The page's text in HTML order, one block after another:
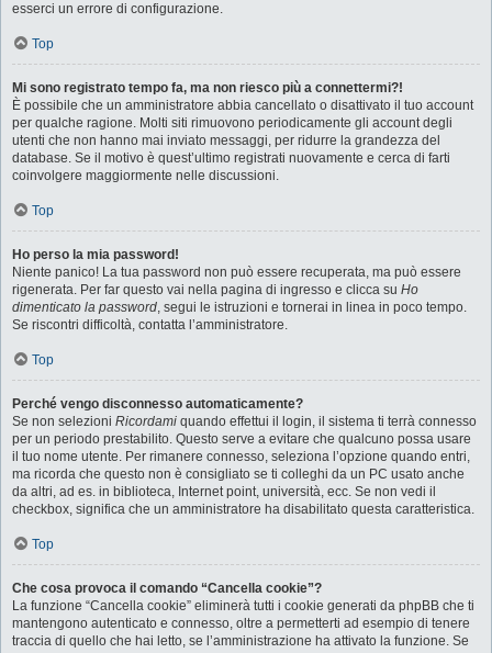
esserci un errore di configurazione.
Top
Mi sono registrato tempo fa, ma non riesco più a connettermi?!
È possibile che un amministratore abbia cancellato o disattivato il tuo account
per qualche ragione. Molti siti rimuovono periodicamente gli account degli
utenti che non hanno mai inviato messaggi, per ridurre la grandezza del
database. Se il motivo è quest’ultimo registrati nuovamente e cerca di farti
coinvolgere maggiormente nelle discussioni.
Top
Ho perso la mia password!
Niente panico! La tua password non può essere recuperata, ma può essere
rigenerata. Per far questo vai nella pagina di ingresso e clicca su Ho
dimenticato la password, segui le istruzioni e tornerai in linea in poco tempo.
Se riscontri difficoltà, contatta l’amministratore.
Top
Perché vengo disconnesso automaticamente?
Se non selezioni Ricordami quando effettui il login, il sistema ti terrà connesso
per un periodo prestabilito. Questo serve a evitare che qualcuno possa usare
il tuo nome utente. Per rimanere connesso, seleziona l’opzione quando entri,
ma ricorda che questo non è consigliato se ti colleghi da un PC usato anche
da altri, ad es. in biblioteca, Internet point, università, ecc. Se non vedi il
checkbox, significa che un amministratore ha disabilitato questa caratteristica.
Top
Che cosa provoca il comando “Cancella cookie”?
La funzione “Cancella cookie” eliminerà tutti i cookie generati da phpBB che ti
mantengono autenticato e connesso, oltre a permetterti ad esempio di tenere
traccia di quello che hai letto, se l’amministrazione ha attivato la funzione. Se